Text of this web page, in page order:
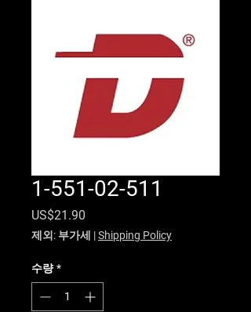
1-551-02-511
US$21.90
제외: 부가세 |Shipping Policy
수량 *